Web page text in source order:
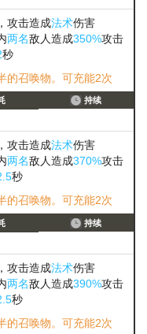
攻击造成法术伤害
两名敌人造成350%攻击
秒
的召唤物。可充能2次
持续
攻击造成法术伤害
两名敌人造成370%攻击
秒
的召唤物。可充能2次
持续
攻击造成法术伤害
两名敌人造成390%攻击
秒
的召唤物。可充能2次